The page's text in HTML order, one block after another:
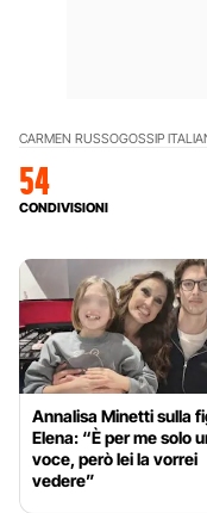
CARMEN RUSSOGOSSIP
54
CONDIVISIONI
Annalisa Minetti sulla
Elena: “È per me solo
voce, però lei la vorrei
vedere”